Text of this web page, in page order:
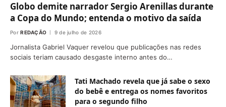
Globo demite narrador Sergio Arenillas durante
a Copa do Mundo; entenda o motivo da saída
Por REDAÇÃO 9 de julho de 2026
Jornalista Gabriel Vaquer revelou que publicações nas redes
sociais teriam causado desgaste interno antes do…
Tati Machado revela que já sabe o sexo
do bebê e entrega os nomes favoritos
para o segundo filho